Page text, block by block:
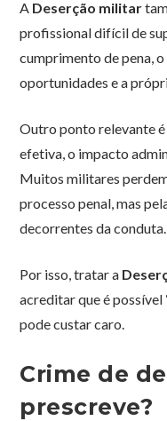
A Deserção militar
profissional difícil de
cumprimento de pena,
oportunidades e a
Outro ponto relevante é
efetiva, o impacto
Muitos militares
processo penal, mas
decorrentes da conduta.
Por isso, tratar a
acreditar que é possível
pode custar caro.
Crime de
prescreve?